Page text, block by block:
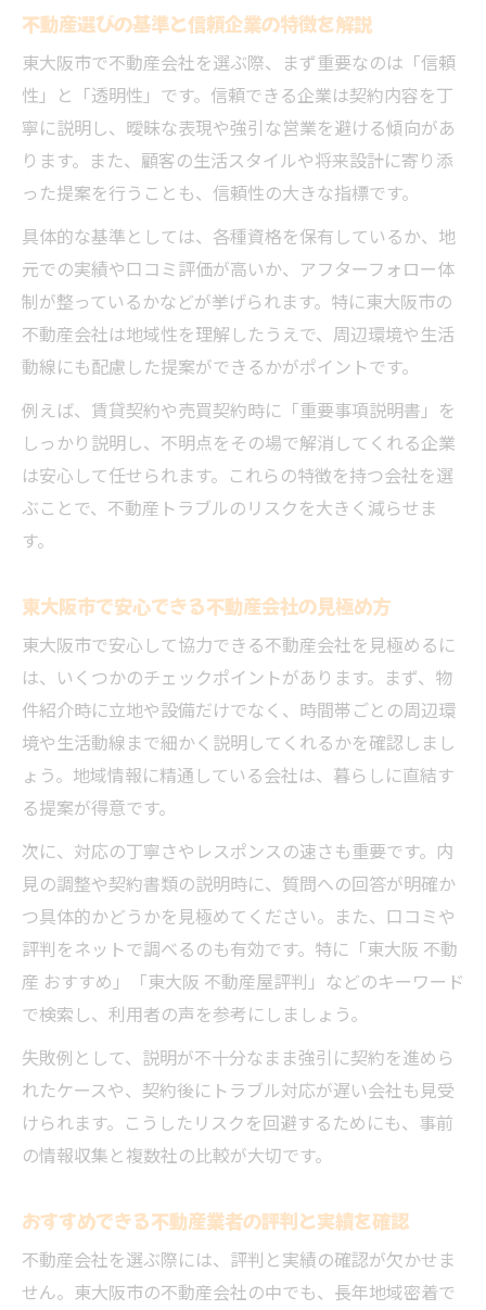
不動産協力を安心に導くポイント解説
不動産協力時に重視すべき信頼性のポイン
ト
安心して任せられる不動産会社の対応力と
は
不動産選びでトラブルを避けるための事前
対策
評判や口コミを活かした不動産の選択方法
不動産協力で注意したい営業スタイルの違
い
トラブル回避へ導く不動産会社の見極め術
不動産業界の三大タブーを避けるための注
意点
曖昧な説明をする不動産に注意すべき理由
やめたほうがいい不動産屋の特徴と見抜き
イント
信頼できる不動産会社の見極め術を徹底解
説
迷惑な営業を避ける不動産利用のコツ
不動産からの迷惑電話を回避する方法と対
策
安心できる不動産会社の連絡対応ポイント
電話営業が不安な方におすすめの不動産利
用術
東大阪でトラブルの少ない不動産選びの工
夫
不動産協力時に見落としがちな注意点を解
説
契約前に確認したい不動産会社のポイント
トラブルを未然に防ぐ不動産会社の選び方
口コミを活用した不動産選びのポイント
安心して協力できる不動産会社を探す方法
不動産選びの基準と信頼企業の特徴を解説
東大阪市で不動産会社を選ぶ際、まず重要なのは「信頼
性」と「透明性」です。信頼できる企業は契約内容を丁
寧に説明し、曖昧な表現や強引な営業を避ける傾向があ
ります。また、顧客の生活スタイルや将来設計に寄り添
った提案を行うことも、信頼性の大きな指標です。
具体的な基準としては、各種資格を保有しているか、地
元での実績や口コミ評価が高いか、アフターフォロー体
制が整っているかなどが挙げられます。特に東大阪市の
不動産会社は地域性を理解したうえで、周辺環境や生活
動線にも配慮した提案ができるかがポイントです。
例えば、賃貸契約や売買契約時に「重要事項説明書」を
しっかり説明し、不明点をその場で解消してくれる企業
は安心して任せられます。これらの特徴を持つ会社を選
ぶことで、不動産トラブルのリスクを大きく減らせま
す。
東大阪市で安心できる不動産会社の見極め方
東大阪市で安心して協力できる不動産会社を見極めるに
は、いくつかのチェックポイントがあります。まず、物
件紹介時に立地や設備だけでなく、時間帯ごとの周辺環
境や生活動線まで細かく説明してくれるかを確認しまし
ょう。地域情報に精通している会社は、暮らしに直結す
る提案が得意です。
次に、対応の丁寧さやレスポンスの速さも重要です。内
見の調整や契約書類の説明時に、質問への回答が明確か
つ具体的かどうかを見極めてください。また、口コミや
評判をネットで調べるのも有効です。特に「東大阪 不動
産 おすすめ」「東大阪 不動産屋評判」などのキーワード
で検索し、利用者の声を参考にしましょう。
失敗例として、説明が不十分なまま強引に契約を進めら
れたケースや、契約後にトラブル対応が遅い会社も見受
けられます。こうしたリスクを回避するためにも、事前
の情報収集と複数社の比較が大切です。
おすすめできる不動産業者の評判と実績を確認
不動産会社を選ぶ際には、評判と実績の確認が欠かせま
せん。東大阪市の不動産会社の中でも、長年地域密着で